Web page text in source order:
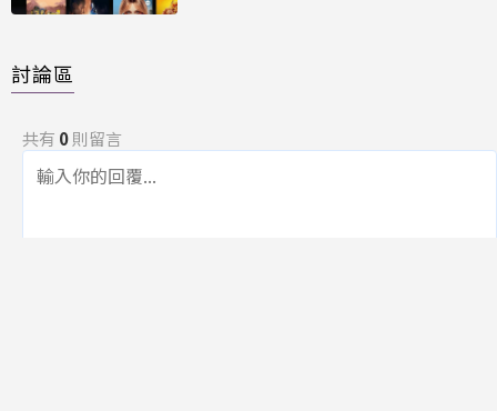
討論區
共有 0則留言